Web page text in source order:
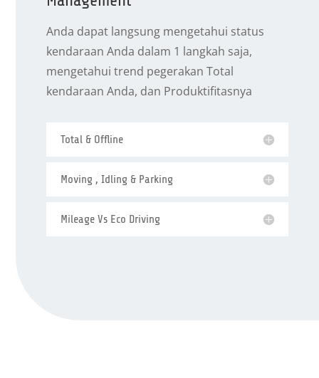
Anda dapat langsung mengetahui status
kendaraan Anda dalam 1 langkah saja,
mengetahui trend pegerakan Total
kendaraan Anda, dan Produktifitasnya
Total & Offline
Moving , Idling & Parking
Mileage Vs Eco Driving